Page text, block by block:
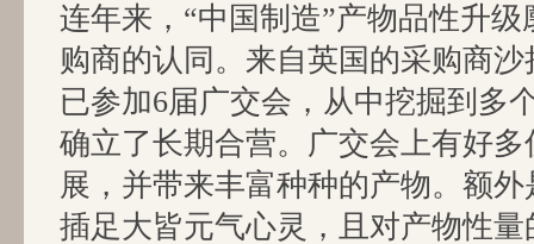
连年来，“中国制造”产物品性升
购商的认同。来自英国的采购商
已参加6届广交会，从中挖掘到多
确立了长期合营。广交会上有好
展，并带来丰富种种的产物。额
插足大皆元气心灵，且对产物性